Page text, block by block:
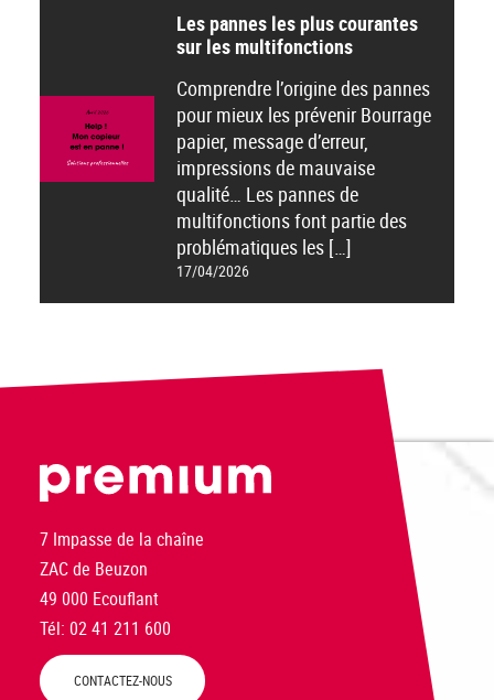
Les pannes les plus courantes
sur les multifonctions
Comprendre l’origine des pannes
pour mieux les prévenir Bourrage
papier, message d’erreur,
impressions de mauvaise
qualité… Les pannes de
multifonctions font partie des
problématiques les […]
17/04/2026
7 Impasse de la chaîne
ZAC de Beuzon
49 000 Ecouflant
Tél: 02 41 211 600
CONTACTEZ-NOUS